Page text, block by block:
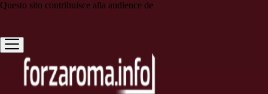
Questo sito contribuisce alla audience de